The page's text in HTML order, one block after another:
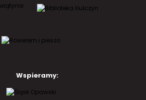
Wspieramy: